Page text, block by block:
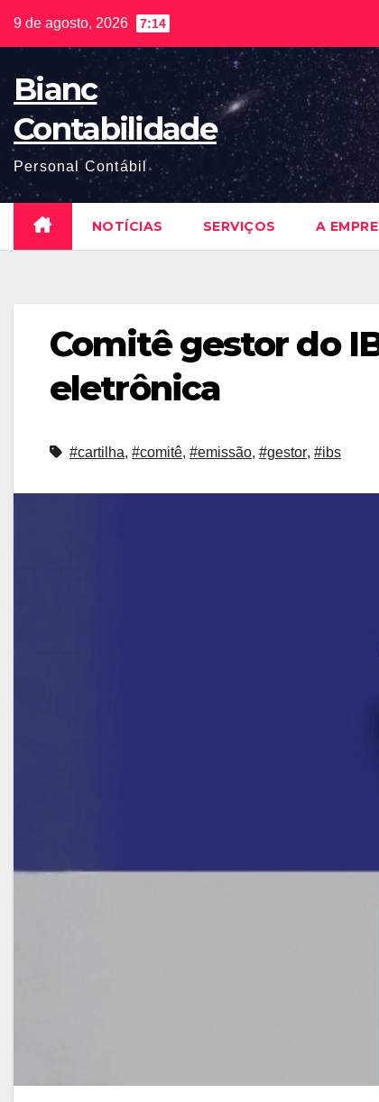
9 de agosto, 2026 7:14
Bianc
Contabilidade
Personal Contábil
NOTÍCIAS SERVIÇOS A
Comitê gestor do
eletrônica
#cartilha, #comitê, #emissão, #gestor, #ibs